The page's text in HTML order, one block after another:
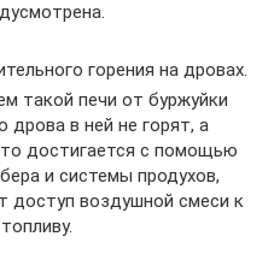
горения на дровах.
такой печи от буржуйки
дрова в ней не горят, а
достигается с помощью
и системы продухов,
доступ воздушной смеси к
топливу.